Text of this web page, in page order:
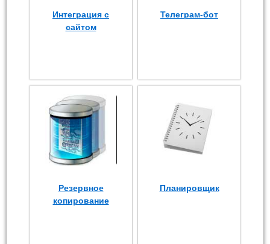
Интеграция с
сайтом
Телеграм-бот
Резервное
копирование
Планировщик